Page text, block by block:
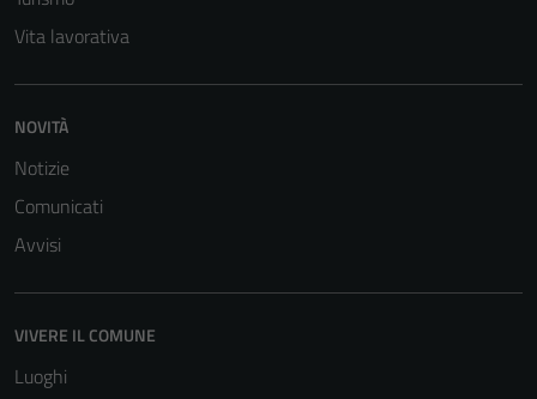
Vita lavorativa
NOVITÀ
Notizie
Comunicati
Avvisi
VIVERE IL COMUNE
Luoghi
possono